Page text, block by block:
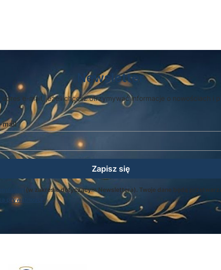
Newsletter
adres e-mail, jeżeli chcesz otrzymywać informacje o nowościach i
mail
Zapisz się
(w zakresie dotyczącym Newslettera). Twoje dane będą
prywatności